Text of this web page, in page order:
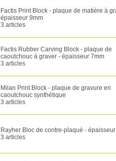
Factis Print Block - plaque de matière à
épaisseur 9mm
3 articles
Factis Rubber Carving Block - plaque de
caoutchouc à graver - épaisseur 7mm
3 articles
Milan Print Block - plaque de gravure en
caoutchouc synthétique
3 articles
Rayher Bloc de contre-plaqué -
3 articles